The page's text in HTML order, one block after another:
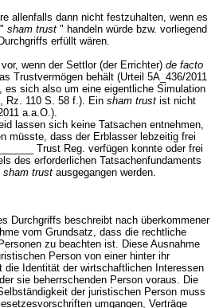
allenfalls dann nicht festzuhalten, wenn es
sham trust " handeln würde bzw. vorliegend
erfüllt wären.
vor, wenn der Settlor (der Errichter) de facto
Trustvermögen behält (Urteil 5A_436/2011
es sich also um eine eigentliche Simulation
Rz. 110 S. 58 f.). Ein sham trust ist nicht
a.a.O.).
lassen sich keine Tatsachen entnehmen,
müsste, dass der Erblasser lebzeitig frei
Trust Reg. verfügen konnte oder frei
des erforderlichen Tatsachenfundaments
sham trust ausgegangen werden.
Durchgriffs beschreibt nach überkommener
vom Grundsatz, dass die rechtliche
zu beachten ist. Diese Ausnahme
Person von einer hinter ihr
die Identität der wirtschaftlichen Interessen
sie beherrschenden Person voraus. Die
der juristischen Person muss
umgangen, Verträge